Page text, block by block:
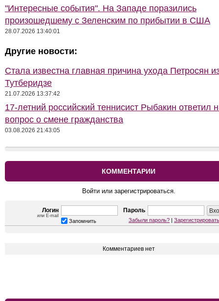
"Интересные события". На Западе поразились
произошедшему с Зеленским по прибытии в США
28.07.2026 13:40:01
Другие новости:
Стала известна главная причина ухода Петросян
Тутберидзе
21.07.2026 13:37:42
17-летний российский теннисист Рыбакин ответил
вопрос о смене гражданства
03.08.2026 21:43:05
КОММЕНТАРИИ
Войти или зарегистрироваться.
Логин
или E-mail
Пароль
Запомнить Забыли пароль? |
Комментариев нет